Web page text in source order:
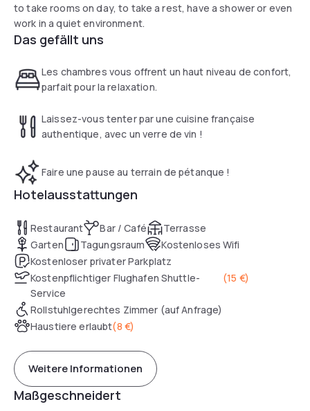
to take rooms on day, to take a rest, have a shower or even
work in a quiet environment.
Das gefällt uns
Les chambres vous offrent un haut niveau de confort,
parfait pour la relaxation.
Laissez-vous tenter par une cuisine française
authentique, avec un verre de vin !
Faire une pause au terrain de pétanque !
Hotelausstattungen
Restaurant Bar / Café
Terrasse
Garten
Tagungsraum
Kostenloses Wifi
Kostenloser privater Parkplatz
Kostenpflichtiger Flughafen Shuttle-
Service
(15 €)
Rollstuhlgerechtes Zimmer (auf Anfrage)
Haustiere erlaubt(8 €)
Weitere Informationen
Maßgeschneidert